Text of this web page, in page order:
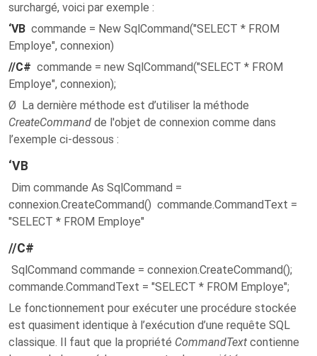
surchargé, voici par exemple :
‘VB commande = New SqlCommand("SELECT * FROM
Employe", connexion)
//C# commande = new SqlCommand("SELECT * FROM
Employe", connexion);
Ø La dernière méthode est d’utiliser la méthode
CreateCommand de l'objet de connexion comme dans
l’exemple ci-dessous :
‘VB
Dim commande As SqlCommand =
connexion.CreateCommand() commande.CommandText =
"SELECT * FROM Employe"
//C#
SqlCommand commande = connexion.CreateCommand();
commande.CommandText = "SELECT * FROM Employe";
Le fonctionnement pour exécuter une procédure stockée
est quasiment identique à l’exécution d’une requête SQL
classique. Il faut que la propriété CommandText contienne